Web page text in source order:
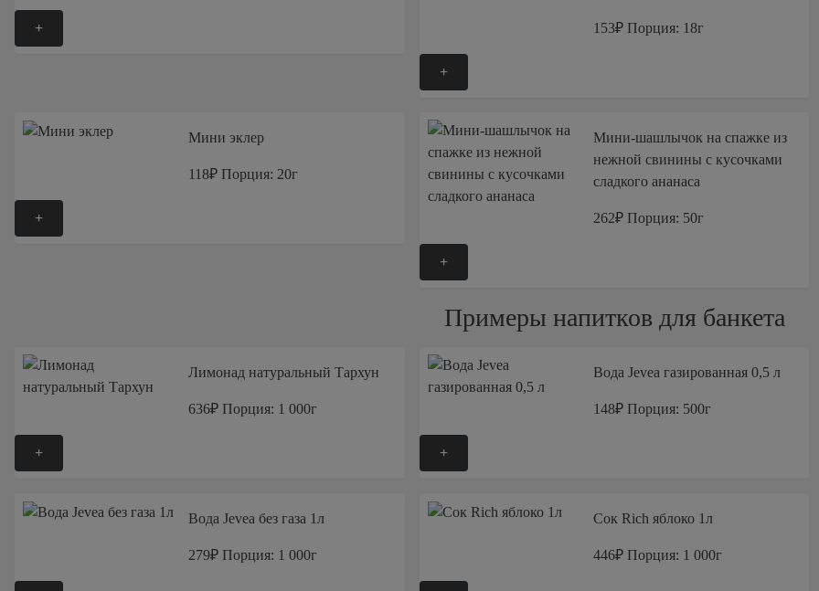
+ 153₽ Порция: 18г
+
Мини эклер
118₽Порция: 20г
+
Мини-шашлычок на спажке из
нежной свинины с кусочками
сладкого ананаса
262₽ Порция: 50г
+
Примеры напитков для банкета
Лимонад натуральный Тархун
636₽Порция: 1 000г
+
Вода Jevea газированная 0,5 л
148₽ Порция: 500г
+
Вода Jevea без газа 1л
279₽Порция: 1 000г
Сок Rich яблоко 1л
446₽ Порция: 1 000г